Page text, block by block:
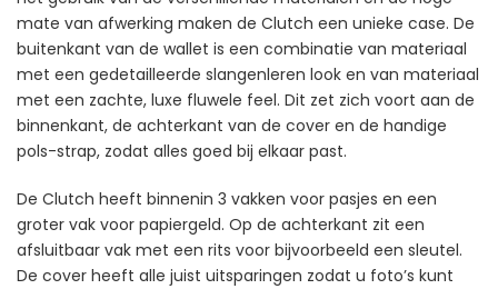
mate van afwerking maken de Clutch een unieke case. De
buitenkant van de wallet is een combinatie van materiaal
met een gedetailleerde slangenleren look en van materiaal
met een zachte, luxe fluwele feel. Dit zet zich voort aan de
binnenkant, de achterkant van de cover en de handige
pols-strap, zodat alles goed bij elkaar past.
De Clutch heeft binnenin 3 vakken voor pasjes en een
groter vak voor papiergeld. Op de achterkant zit een
afsluitbaar vak met een rits voor bijvoorbeeld een sleutel.
De cover heeft alle juist uitsparingen zodat u foto’s kunt